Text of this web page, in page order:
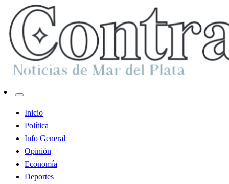
Contraste MDP
Inicio
Política
Info General
Opinión
Economía
Deportes